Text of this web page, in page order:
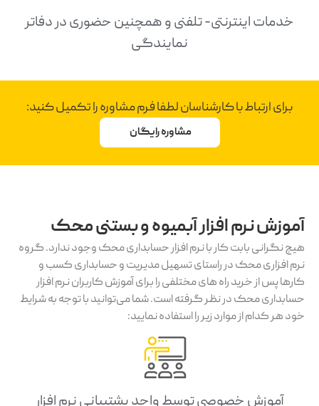
خدمات اینترنتی- تلفنی و همچنین حضوری در دفاتر
نمایندگی
برای ارتباط با کارشناسان لطفا فرم مشاوره را تکمیل کنید:
مشاوره رایگان
آموزش نرم افزار آبمیوه و بستنی محک
هیچ نگرانی بابت کار با نرم افزار حسابداری محک وجود ندارد. گروه
نرم افزاری محک در راستای تسهیل مدیریت و حسابداری کسب و
کارها پس از خرید راه های مختلفی را برای آموزش کاربران نرم افزار
حسابداری محک در نظر گرفته است. شما می‌توانید با توجه به شرایط
خود هر کدام از موارد زیر را استفاده نمایید:
آموزش خصوصی توسط واحد پشتیبانی نرم افزار